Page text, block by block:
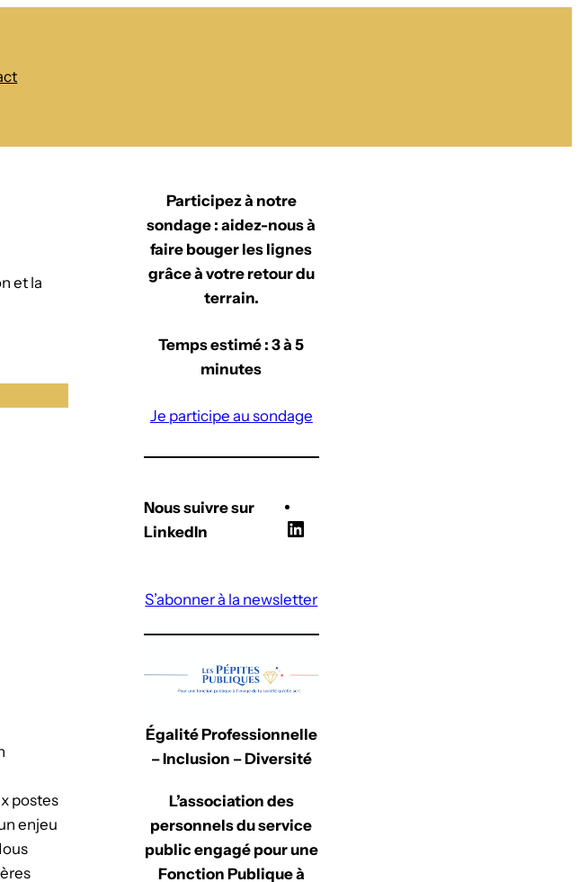
et la
postes
enjeu
Participez à notre
sondage : aidez-nous à
faire bouger les lignes
grâce à votre retour du
terrain.
Temps estimé : 3 à 5
minutes
Je participe au sondage
Nous suivre sur
LinkedIn
k
I
S’abonner à la newsletter
Égalité Professionnelle
– Inclusion – Diversité
L’association des
personnels du service
public engagé pour une
Fonction Publique à